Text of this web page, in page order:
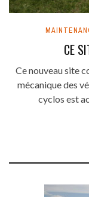
CE
Ce nouveau site
mécanique des
cyclos est